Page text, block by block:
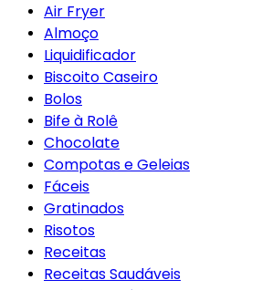
Air Fryer
Almoço
Liquidificador
Biscoito Caseiro
Bolos
Bife à Rolê
Chocolate
Compotas e Geleias
Fáceis
Gratinados
Risotos
Receitas
Receitas Saudáveis